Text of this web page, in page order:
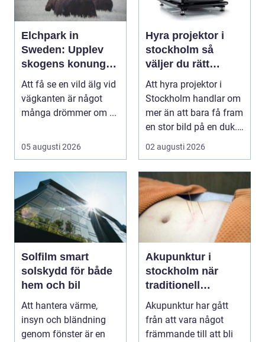
Elchpark in
Sweden: Upplev
skogens konung
på nära håll
Att få se en vild älg vid
vägkanten är något
många drömmer om ...
05 augusti 2026
Hyra projektor i
stockholm så
väljer du rätt
lösning för ditt
event
Att hyra projektor i
Stockholm handlar om
mer än att bara få fram
en stor bild på en duk.
En bra pro...
02 augusti 2026
Solfilm smart
solskydd för både
hem och bil
Att hantera värme,
insyn och bländning
genom fönster är en
Akupunktur i
stockholm när
traditionell
kinesisk medicin
möter modern
vardag
Akupunktur har gått
från att vara något
främmande till att bli